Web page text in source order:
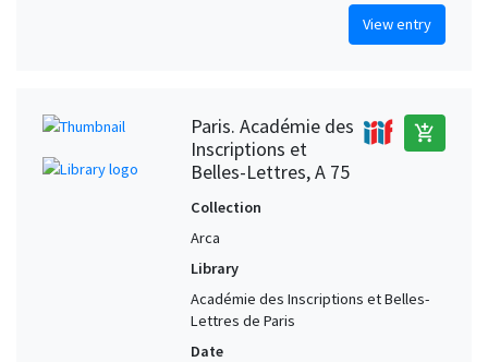
View entry
Paris. Académie des
Inscriptions et
Belles-Lettres, A 75
add_shopping_cart
Collection
Arca
Library
Académie des Inscriptions et Belles-
Lettres de Paris
Date